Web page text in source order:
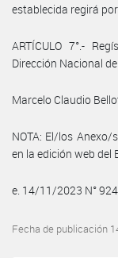
establecida regirá
ARTÍCULO 7°.-
Dirección Nacional
Marcelo Claudio
NOTA: El/los
en la edición web del
e. 14/11/2023 N°
Fecha de publicación